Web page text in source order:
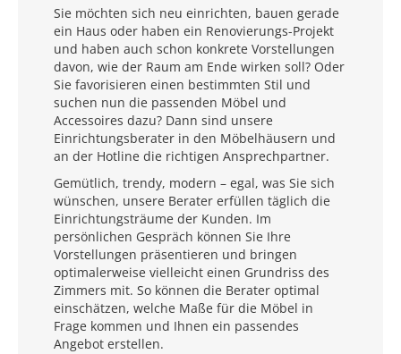
Sie möchten sich neu einrichten, bauen gerade
ein Haus oder haben ein Renovierungs-Projekt
und haben auch schon konkrete Vorstellungen
davon, wie der Raum am Ende wirken soll? Oder
Sie favorisieren einen bestimmten Stil und
suchen nun die passenden Möbel und
Accessoires dazu? Dann sind unsere
Einrichtungsberater in den Möbelhäusern und
an der Hotline die richtigen Ansprechpartner.
Gemütlich, trendy, modern – egal, was Sie sich
wünschen, unsere Berater erfüllen täglich die
Einrichtungsträume der Kunden. Im
persönlichen Gespräch können Sie Ihre
Vorstellungen präsentieren und bringen
optimalerweise vielleicht einen Grundriss des
Zimmers mit. So können die Berater optimal
einschätzen, welche Maße für die Möbel in
Frage kommen und Ihnen ein passendes
Angebot erstellen.